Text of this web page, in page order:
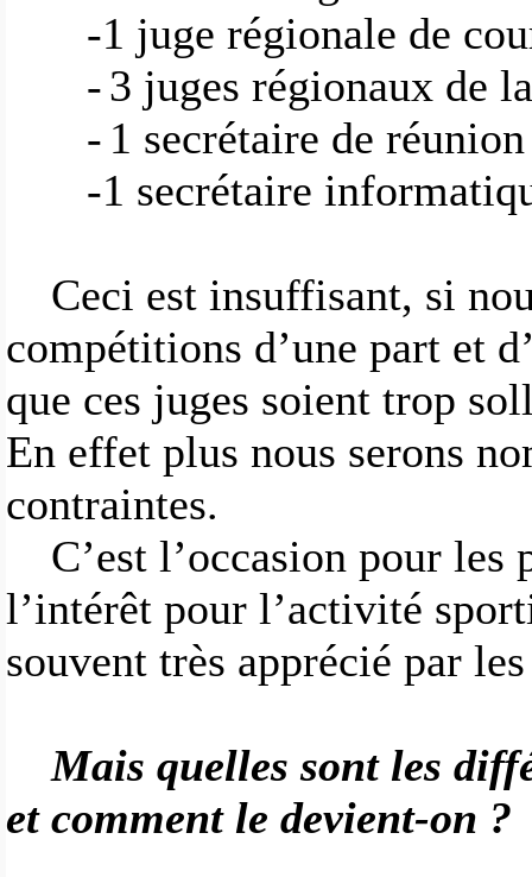
-1 juge régionale de
-3 juges régionaux de
- 1 secrétaire de
-1 secrétaire
Ceci est insuffisant, si
compétitions d’une part et
que ces juges soient trop
En effet plus nous serons
contraintes.
C’est l’occasion pour les
l’intérêt pour l’activité
souvent très apprécié par
Mais quelles sont les
et comment le devient-on ?